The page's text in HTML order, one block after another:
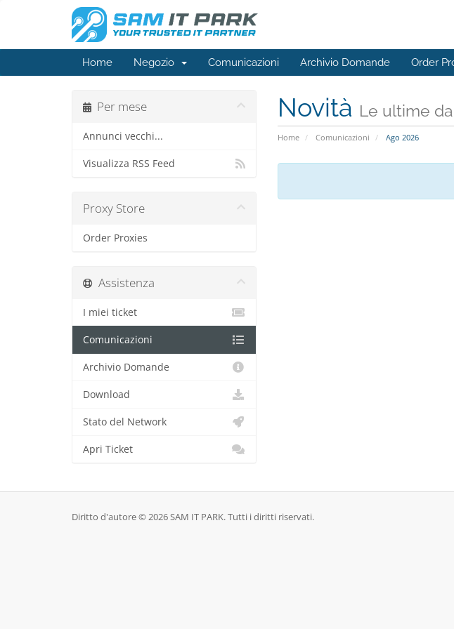
Home Negozio Comunicazioni Archivio Domande Order
Novità Le ultime da
Home Comunicazioni Ago 2026
Per mese
Annunci vecchi...
Visualizza RSS Feed
Proxy Store
Order Proxies
Assistenza
I miei ticket
Comunicazioni
Archivio Domande
Download
Stato del Network
Apri Ticket
Diritto d'autore © 2026 SAM IT PARK. Tutti i diritti riservati.